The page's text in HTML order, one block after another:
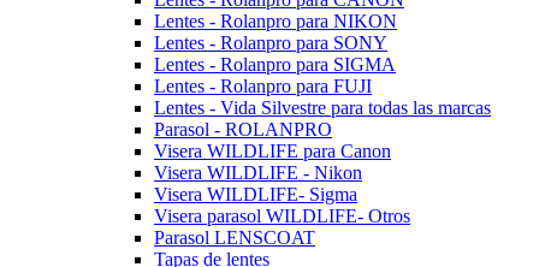
Lentes - Rolanpro para NIKON
Lentes - Rolanpro para SONY
Lentes - Rolanpro para SIGMA
Lentes - Rolanpro para FUJI
Lentes - Vida Silvestre para todas las marcas
Parasol - ROLANPRO
Visera WILDLIFE para Canon
Visera WILDLIFE - Nikon
Visera WILDLIFE- Sigma
Visera parasol WILDLIFE- Otros
Parasol LENSCOAT
Tapas de lentes